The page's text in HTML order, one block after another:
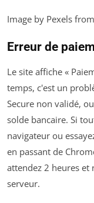
Image by Pexels
Erreur de
Le site affiche «
temps, c'est un
Secure non validé,
solde bancaire. Si
navigateur ou
en passant de
attendez 2 heures et
serveur.